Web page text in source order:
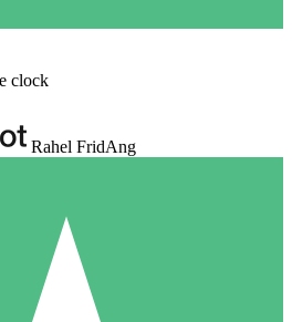
clock
Rahel FridAng